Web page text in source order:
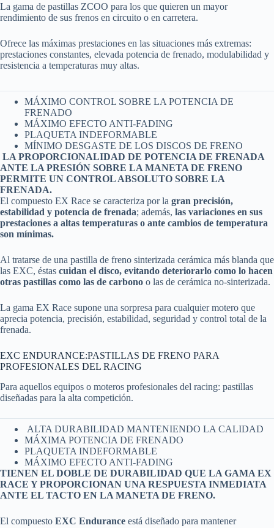
La gama de pastillas ZCOO para los que quieren un mayor
rendimiento de sus frenos en circuito o en carretera.
Ofrece las máximas prestaciones en las situaciones más extremas:
prestaciones constantes, elevada potencia de frenado, modulabilidad y
resistencia a temperaturas muy altas.
MÁXIMO CONTROL SOBRE LA POTENCIA DE
FRENADO
MÁXIMO EFECTO ANTI-FADING
PLAQUETA INDEFORMABLE
MÍNIMO DESGASTE DE LOS DISCOS DE FRENO
LA PROPORCIONALIDAD DE POTENCIA DE FRENADA
ANTE LA PRESIÓN SOBRE LA MANETA DE FRENO
PERMITE UN CONTROL ABSOLUTO SOBRE LA
FRENADA.
El compuesto EX Race se caracteriza por la gran precisión,
estabilidad y potencia de frenada; además, las variaciones en sus
prestaciones a altas temperaturas o ante cambios de temperatura
son mínimas.
Al tratarse de una pastilla de freno sinterizada cerámica más blanda que
las EXC, éstas cuidan el disco, evitando deteriorarlo como lo hacen
otras pastillas como las de carbono o las de cerámica no-sinterizada.
La gama EX Race supone una sorpresa para cualquier motero que
aprecia potencia, precisión, estabilidad, seguridad y control total de la
frenada.
EXC ENDURANCE:PASTILLAS DE FRENO PARA
PROFESIONALES DEL RACING
Para aquellos equipos o moteros profesionales del racing: pastillas
diseñadas para la alta competición.
ALTA DURABILIDAD MANTENIENDO LA CALIDAD
MÁXIMA POTENCIA DE FRENADO
PLAQUETA INDEFORMABLE
MÁXIMO EFECTO ANTI-FADING
TIENEN EL DOBLE DE DURABILIDAD QUE LA GAMA EX
RACE Y PROPORCIONAN UNA RESPUESTA INMEDIATA
ANTE EL TACTO EN LA MANETA DE FRENO.
El compuesto EXC Endurance está diseñado para mantener